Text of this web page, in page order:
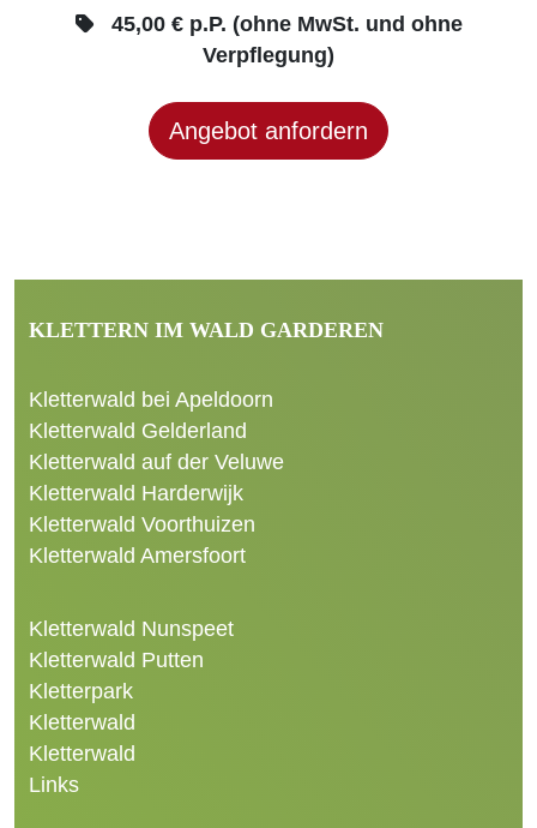
45,00 € p.P. (ohne MwSt. und ohne
Verpflegung)
Angebot anfordern
KLETTERN IM WALD GARDEREN
Kletterwald bei Apeldoorn
Kletterwald Gelderland
Kletterwald auf der Veluwe
Kletterwald Harderwijk
Kletterwald Voorthuizen
Kletterwald Amersfoort
Kletterwald Nunspeet
Kletterwald Putten
Kletterpark
Kletterwald
Kletterwald
Links